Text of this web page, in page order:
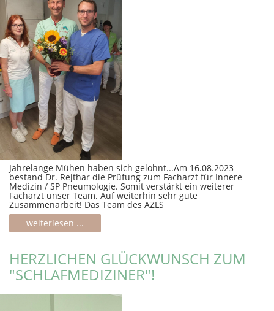
Jahrelange Mühen haben sich gelohnt...Am 16.08.2023
bestand Dr. Rejthar die Prüfung zum Facharzt für Innere
Medizin / SP Pneumologie. Somit verstärkt ein weiterer
Facharzt unser Team. Auf weiterhin sehr gute
Zusammenarbeit! Das Team des AZLS
weiterlesen ...
HERZLICHEN GLÜCKWUNSCH ZUM
"SCHLAFMEDIZINER"!